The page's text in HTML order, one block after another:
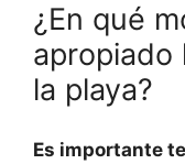
¿En qué
apropiado
la playa?
Es importante